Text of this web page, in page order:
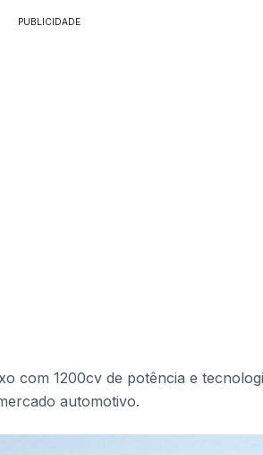
PUBLICIDADE
com 1200cv de potência e
automotivo.